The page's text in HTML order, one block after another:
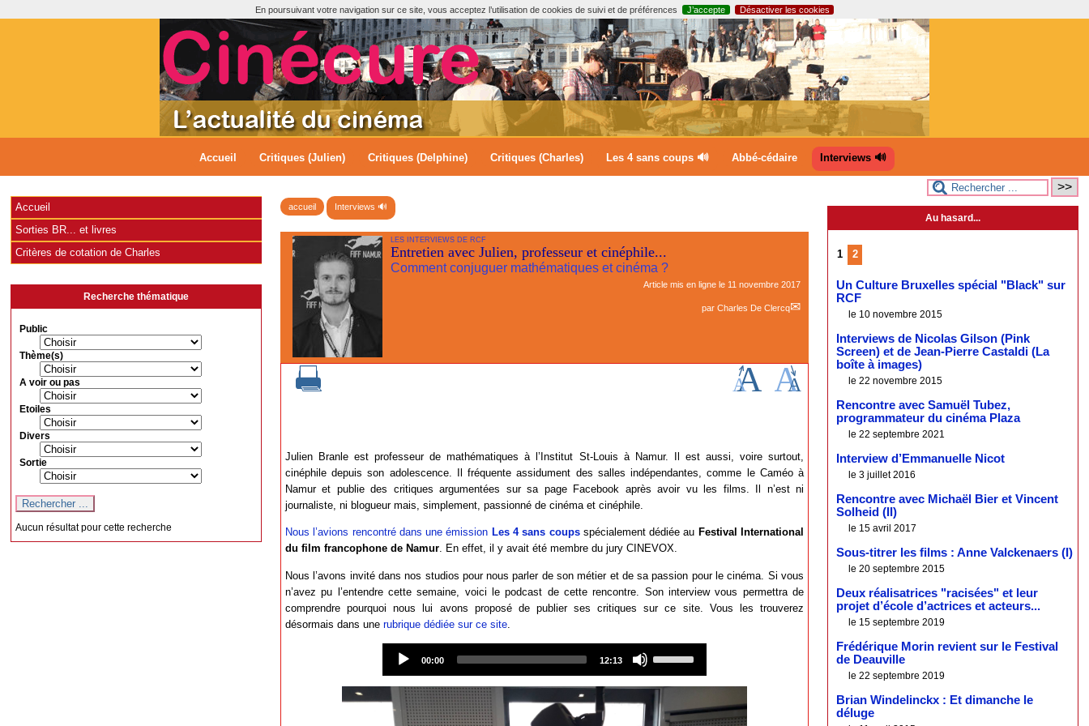
En poursuivant votre navigation sur ce site, vous acceptez l’utilisation de cookies de suivi et de préférences J’accepte Désactiver les cookies
Accueil Critiques (Julien) Critiques (Delphine) Critiques (Charles) Les 4 sans coups 🔊 Abbé-cédaire Interviews 🔊
accueil Interviews 🔊
LES INTERVIEWS DE RCF
Entretien avec Julien, professeur et cinéphile...
Comment conjuguer mathématiques et cinéma ?
Article mis en ligne le 11 novembre 2017
par Charles De Clercq
Julien Branle est professeur de mathématiques à l’Institut St-Louis à Namur. Il est aussi, voire surtout,
cinéphile depuis son adolescence. Il fréquente assidument des salles indépendantes, comme le Caméo à
Namur et publie des critiques argumentées sur sa page Facebook après avoir vu les films. Il n’est ni
journaliste, ni blogueur mais, simplement, passionné de cinéma et cinéphile.
Nous l’avions rencontré dans une émission Les 4 sans coupsspécialement dédiée au Festival International
du film francophone de Namur. En effet, il y avait été membre du jury CINEVOX.
Nous l’avons invité dans nos studios pour nous parler de son métier et de sa passion pour le cinéma. Si vous
n’avez pu l’entendre cette semaine, voici le podcast de cette rencontre. Son interview vous permettra de
comprendre pourquoi nous lui avons proposé de publier ses critiques sur ce site. Vous les trouverez
désormais dans une rubrique dédiée sur ce site
00:00 12:13
Up/Down
keys
to
increase
or
Accueil
Sorties BR... et livres
Critères de cotation de Charles
Recherche thématique
Public
Thème(s)
A voir ou pas
Etoiles
Divers
Sortie
Aucun résultat pour cette recherche
Au hasard...
1 2
Un Culture Bruxelles spécial "Black" sur
RCF
le 10 novembre 2015
Interviews de Nicolas Gilson (Pink
Screen) et de Jean-Pierre Castaldi (La
boîte à images)
le 22 novembre 2015
Rencontre avec Samuël Tubez,
programmateur du cinéma Plaza
le 22 septembre 2021
Interview d’Emmanuelle Nicot
le 3 juillet 2016
Rencontre avec Michaël Bier et Vincent
Solheid (II)
le 15 avril 2017
Sous-titrer les films : Anne Valckenaers (I)
le 20 septembre 2015
Deux réalisatrices "racisées" et leur
projet d’école d’actrices et acteurs...
le 15 septembre 2019
Frédérique Morin revient sur le Festival
de Deauville
le 22 septembre 2019
Brian Windelinckx : Et dimanche le
déluge